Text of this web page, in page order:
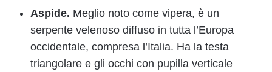
Aspide. Meglio noto come vipera, è un
serpente velenoso diffuso in tutta l’Europa
occidentale, compresa l’Italia. Ha la testa
triangolare e gli occhi con pupilla verticale